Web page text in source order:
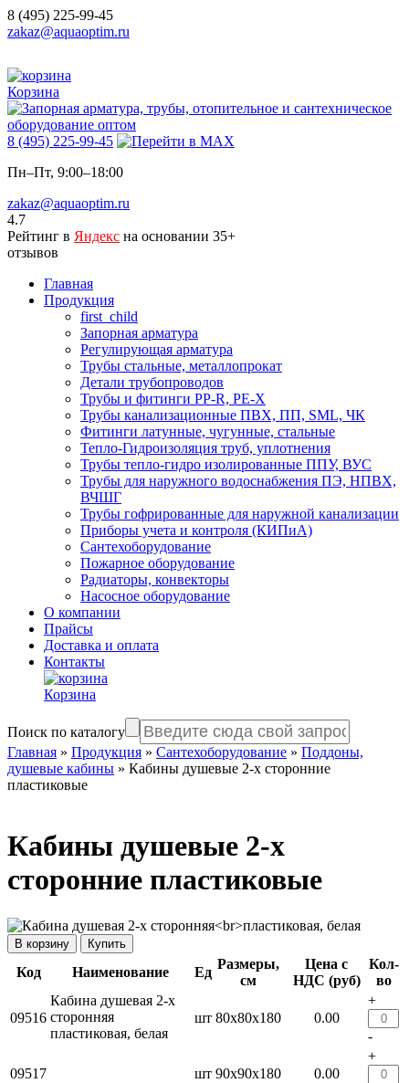
8 (495) 225-99-45
zakaz@aquaoptim.ru
Корзина
8 (495) 225-99-45
Пн–Пт, 9:00–18:00
zakaz@aquaoptim.ru
4.7
Рейтинг в Яндекс на основании 35+
отзывов
Главная
Продукция
first_child
Запорная арматура
Регулирующая арматура
Трубы стальные, металлопрокат
Детали трубопроводов
Трубы и фитинги PP-R, PE-X
Трубы канализационные ПВХ, ПП, SML, ЧК
Фитинги латунные, чугунные, стальные
Тепло-Гидроизоляция труб, уплотнения
Трубы тепло-гидро изолированные ППУ, ВУС
Трубы для наружного водоснабжения ПЭ, НПВХ,
ВЧШГ
Трубы гофрированные для наружной канализации
Приборы учета и контроля (КИПиА)
Сантехоборудование
Пожарное оборудование
Радиаторы, конвекторы
Насосное оборудование
О компании
Прайсы
Доставка и оплата
Контакты
Корзина
Поиск по каталогу
Главная » Продукция » Сантехоборудование » Поддоны,
душевые кабины » Кабины душевые 2-х сторонние
пластиковые
Кабины душевые 2-х
сторонние пластиковые
Купить
Код Наименование Ед
Размеры,
см
Цена с
НДС (руб)
Кол-
во
09516
Кабина душевая 2-х
сторонняя
пластиковая, белая
шт 80х80х180 0.00
+
-
09517 шт 90х90х180 0.00
+